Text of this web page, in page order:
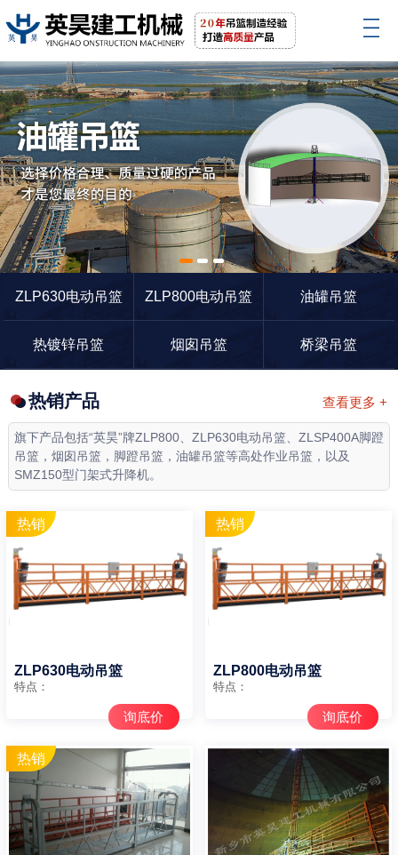
1 2 3
ZLP630电动吊篮
ZLP800电动吊篮 油罐吊篮
热镀锌吊篮 烟囱吊篮 桥梁吊篮
查看更多 +
热销产品
旗下产品包括“英昊”牌ZLP800、ZLP630电动吊篮、ZLSP400A脚蹬
吊篮，烟囱吊篮，脚蹬吊篮，油罐吊篮等高处作业吊篮，以及
SMZ150型门架式升降机。
ZLP630电动吊篮
特点：
询底价
ZLP800电动吊篮
特点：
询底价